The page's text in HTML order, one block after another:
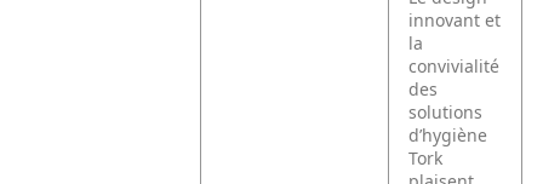
innovant et
la
convivialité
des
solutions
d’hygiène
Tork